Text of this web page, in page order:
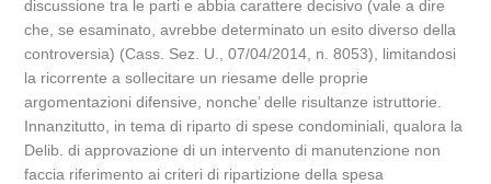
discussione tra le parti e abbia carattere decisivo (vale a dire
che, se esaminato, avrebbe determinato un esito diverso della
controversia) (Cass. Sez. U., 07/04/2014, n. 8053), limitandosi
la ricorrente a sollecitare un riesame delle proprie
argomentazioni difensive, nonche’ delle risultanze istruttorie.
Innanzitutto, in tema di riparto di spese condominiali, qualora la
Delib. di approvazione di un intervento di manutenzione non
faccia riferimento ai criteri di ripartizione della spesa